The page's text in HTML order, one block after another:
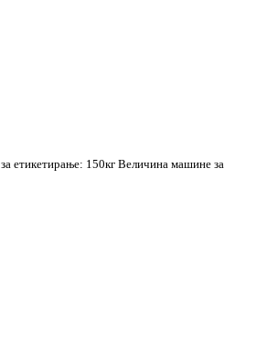
етикетирање: 150кг Величина машине за